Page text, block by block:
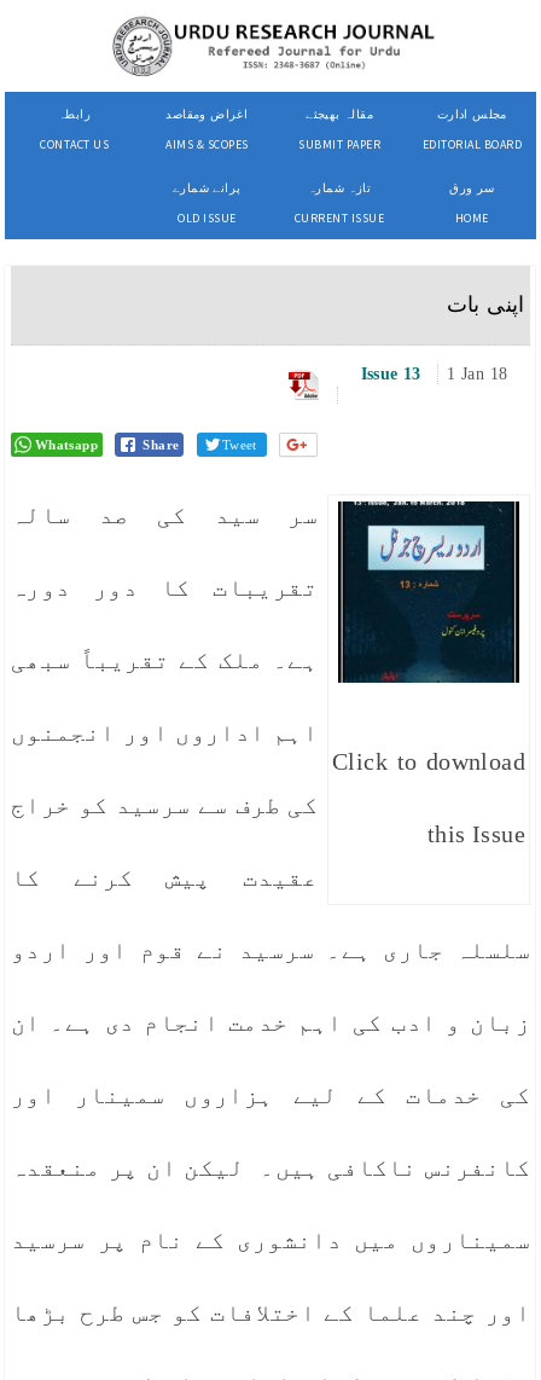
رابطہ
CONTACT US
اغراض ومقاصد
AIMS & SCOPES
مقالہ بھیجئے
SUBMIT PAPER
مجلس ادارت
EDITORIAL BOARD
پرانے شمارے
OLD ISSUE
تازہ شمارہ
CURRENT ISSUE
سر ورق
HOME
اپنی بات
Issue 13 1 Jan 18
Whatsapp Share Tweet
Click to download
this Issue
سر سید کی صد سالہ
تقریبات کا دور دورہ
ہے۔ ملک کے تقریباً سبھی
اہم اداروں اور انجمنوں
کی طرف سے سرسید کو خراج
عقیدت پیش کرنے کا
سلسلہ جاری ہے۔ سرسید نے قوم اور اردو
زبان و ادب کی اہم خدمت انجام دی ہے۔ ان
کی خدمات کے لیے ہزاروں سمینار اور
کانفرنس ناکافی ہیں۔ لیکن ان پر منعقدہ
سمیناروں میں دانشوری کے نام پر سرسید
اور چند علما کے اختلافات کو جس طرح بڑھا